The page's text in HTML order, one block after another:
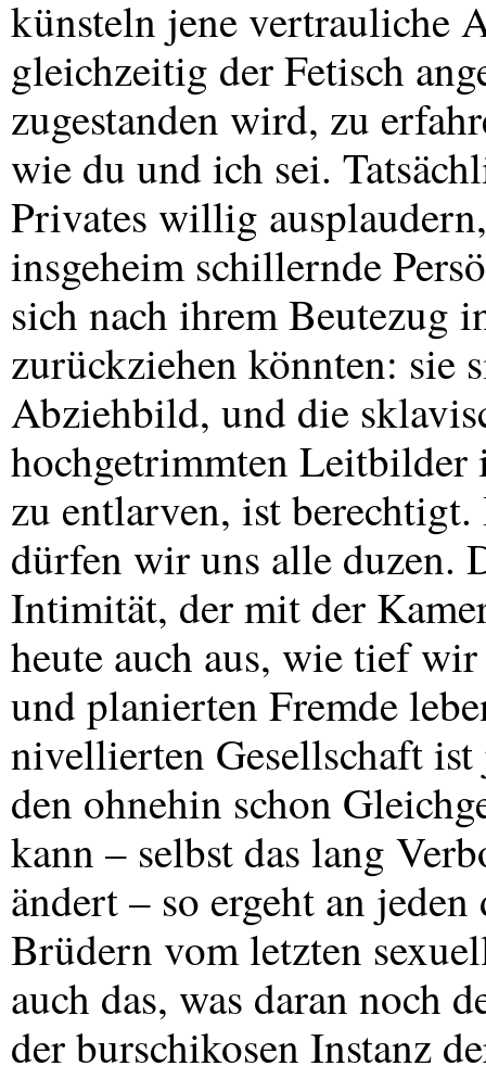
künsteln jene vertrauliche
gleichzeitig der Fetisch
zugestanden wird, zu
wie du und ich sei.
Privates willig
insgeheim schillernde
sich nach ihrem Beutezug
zurückziehen könnten: sie
Abziehbild, und die
hochgetrimmten Leitbilder
zu entlarven, ist
dürfen wir uns alle duzen.
Intimität, der mit der
heute auch aus, wie tief
und planierten Fremde
nivellierten Gesellschaft
den ohnehin schon
kann – selbst das lang
ändert – so ergeht an
Brüdern vom letzten
auch das, was daran noch
der burschikosen Instanz